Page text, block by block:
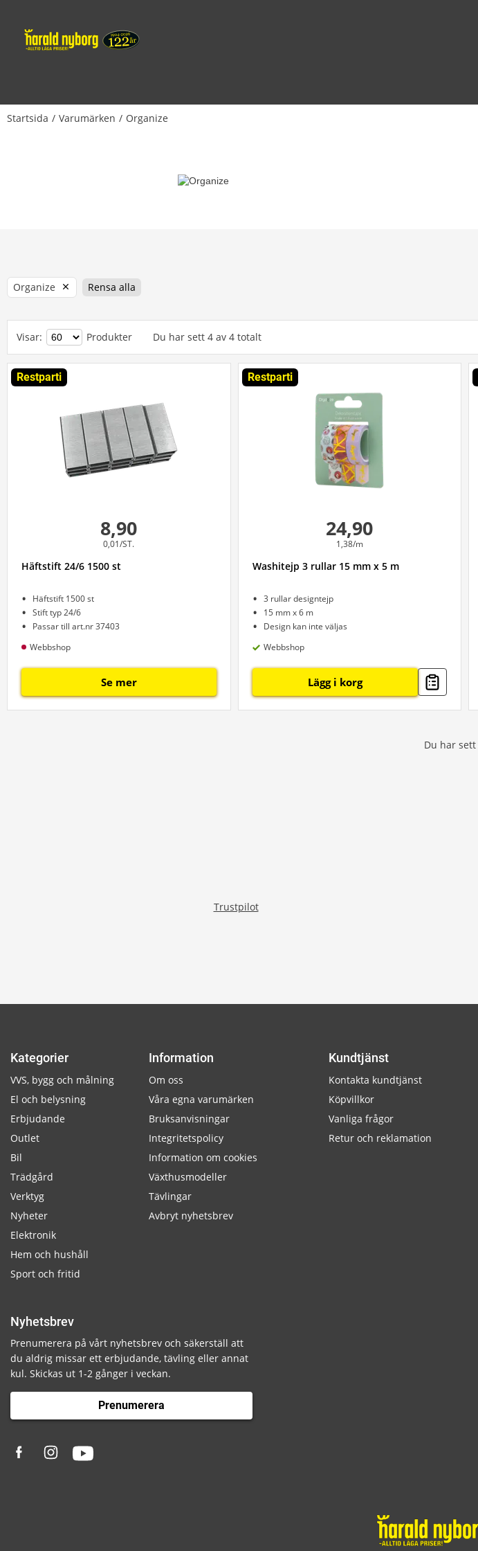
Startsida Varumärken Organize
Organize Rensa alla
Visar: Produkter Du har sett 4 av 4 totalt
Restparti
8,90
0,01/ST.
Häftstift 24/6 1500 st
Häftstift 1500 st
Stift typ 24/6
Passar till art.nr 37403
Webbshop
Se mer
Restparti
24,90
1,38/m
Washitejp 3 rullar 15 mm x 5 m
3 rullar designtejp
15 mm x 6 m
Design kan inte väljas
Webbshop
Lägg i korg
Du har sett
Trustpilot
Kategorier
VVS, bygg och målning
El och belysning
Erbjudande
Outlet
Bil
Trädgård
Verktyg
Nyheter
Elektronik
Hem och hushåll
Sport och fritid
Information
Om oss
Våra egna varumärken
Bruksanvisningar
Integritetspolicy
Information om cookies
Växthusmodeller
Tävlingar
Avbryt nyhetsbrev
Kundtjänst
Kontakta kundtjänst
Köpvillkor
Vanliga frågor
Retur och reklamation
Nyhetsbrev
Prenumerera på vårt nyhetsbrev och säkerställ att
du aldrig missar ett erbjudande, tävling eller annat
kul. Skickas ut 1-2 gånger i veckan.
Prenumerera